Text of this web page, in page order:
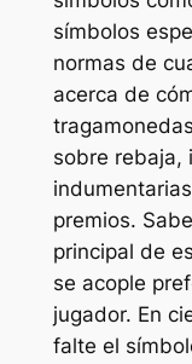
símbolos
normas de
acerca de
sobre rebaja,
premios.
principal de
se acople
jugador. En
falte el